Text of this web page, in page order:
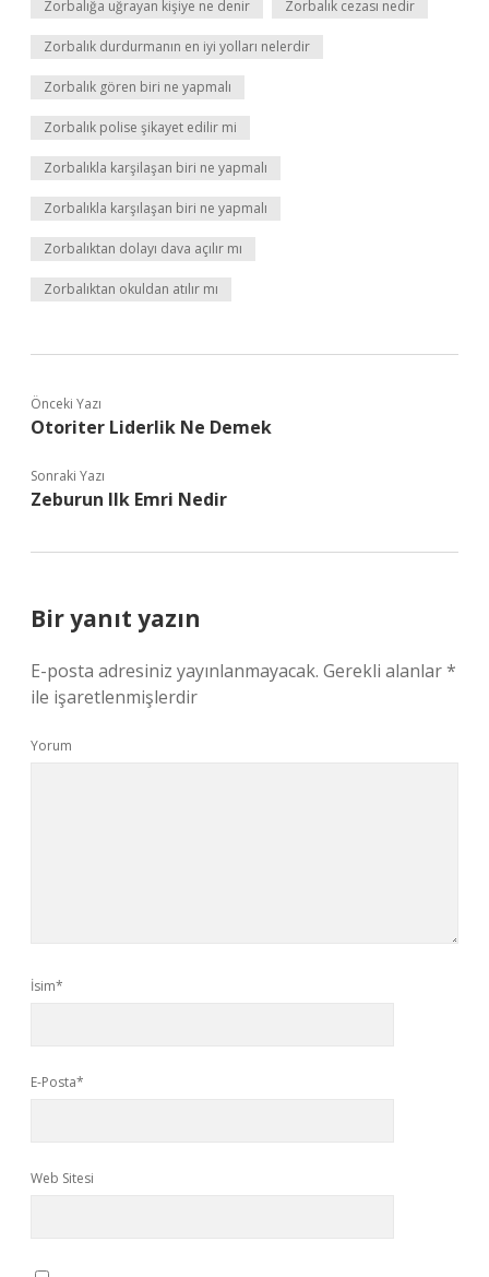
Zorbalığa uğrayan kişiye ne denir Zorbalık cezası nedir
Zorbalık durdurmanın en iyi yolları nelerdir
Zorbalık gören biri ne yapmalı
Zorbalık polise şikayet edilir mi
Zorbalıkla karşilaşan biri ne yapmalı
Zorbalıkla karşılaşan biri ne yapmalı
Zorbalıktan dolayı dava açılır mı
Zorbalıktan okuldan atılır mı
Önceki Yazı
Otoriter Liderlik Ne Demek
Sonraki Yazı
Zeburun Ilk Emri Nedir
Bir yanıt yazın
E-posta adresiniz yayınlanmayacak. Gerekli alanlar*
ile işaretlenmişlerdir
Yorum
İsim*
E-Posta*
Web Sitesi